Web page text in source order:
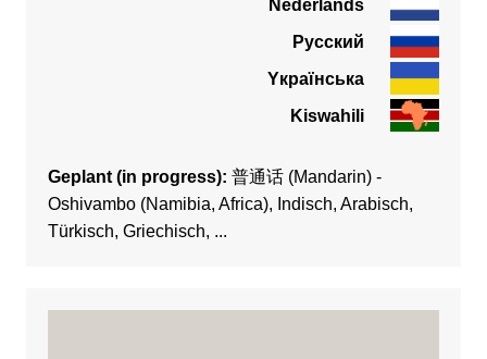
Nederlands
Pусский
Yкраїнська
Kiswahili
Geplant (in progress): 普通话 (Mandarin) -
Oshivambo (Namibia, Africa), Indisch, Arabisch,
Türkisch, Griechisch, ...